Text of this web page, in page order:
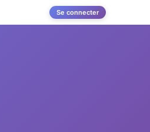
Se connecter